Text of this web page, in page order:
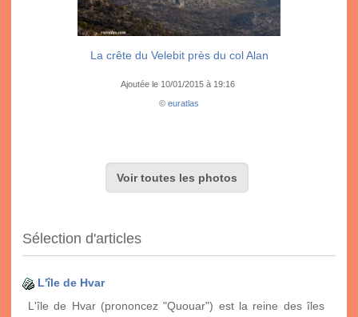
La crête du Velebit près du col Alan
Ajoutée le 10/01/2015 à 19:16
© euratlas
Voir toutes les photos
Sélection d'articles
L'île de Hvar
L'île de Hvar (prononcez "Quouar") est la reine des îles